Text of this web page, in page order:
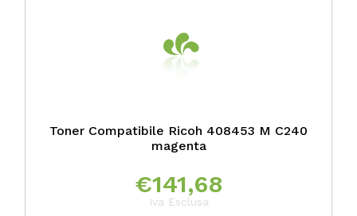
Toner Compatibile Ricoh 408453 M C240
magenta
€141,68
Iva Esclusa